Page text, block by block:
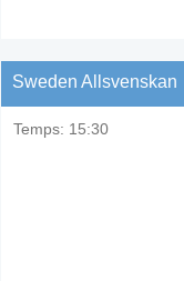
Sweden Allsvenskan
Temps: 15:30